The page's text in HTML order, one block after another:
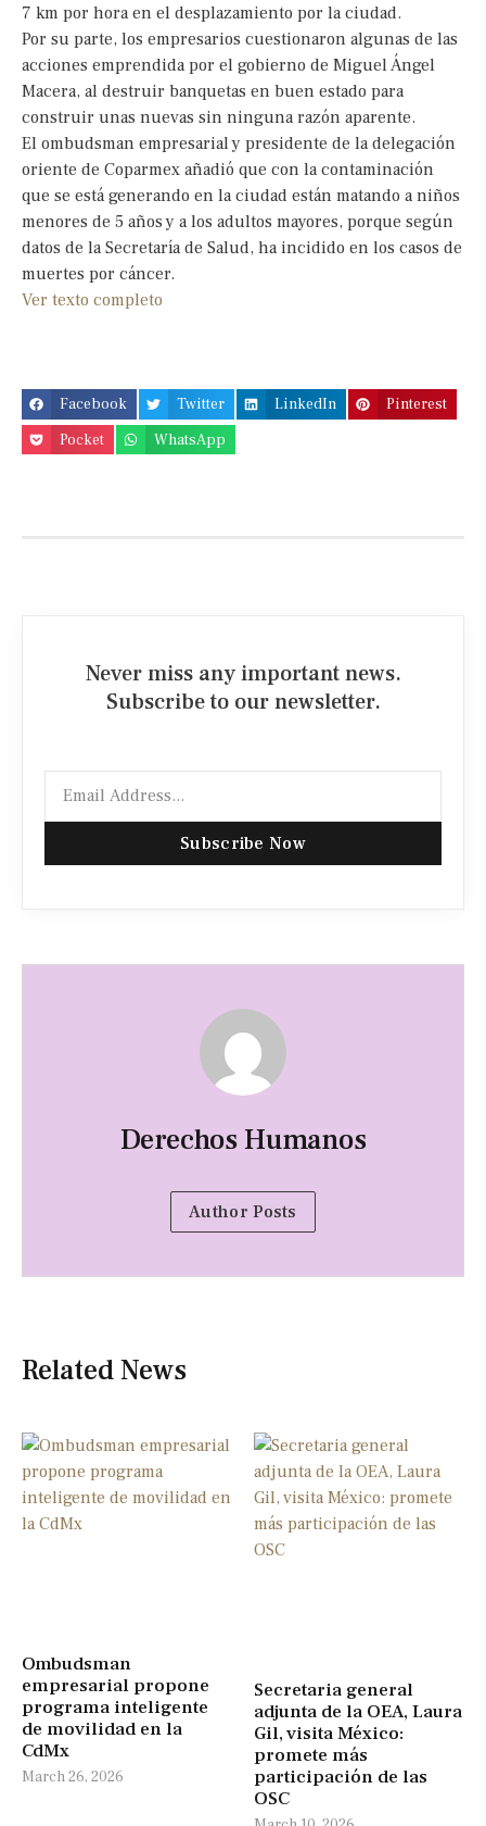
7 km por hora en el desplazamiento por la ciudad.
Por su parte, los empresarios cuestionaron algunas de las
acciones emprendida por el gobierno de Miguel Ángel
Macera, al destruir banquetas en buen estado para
construir unas nuevas sin ninguna razón aparente.
El ombudsman empresarial y presidente de la delegación
oriente de Coparmex añadió que con la contaminación
que se está generando en la ciudad están matando a niños
menores de 5 años y a los adultos mayores, porque según
datos de la Secretarí­a de Salud, ha incidido en los casos de
muertes por cáncer.
Ver texto completo
Facebook Twitter LinkedIn
Pinterest
Pocket
WhatsApp
Never miss any important news.
Subscribe to our newsletter.
Subscribe Now
Derechos Humanos
Author Posts
Related News
Ombudsman
empresarial propone
programa inteligente
de movilidad en la
CdMx
March 26, 2026
Secretaria general
adjunta de la OEA, Laura
Gil, visita México:
promete más
participación de las
OSC